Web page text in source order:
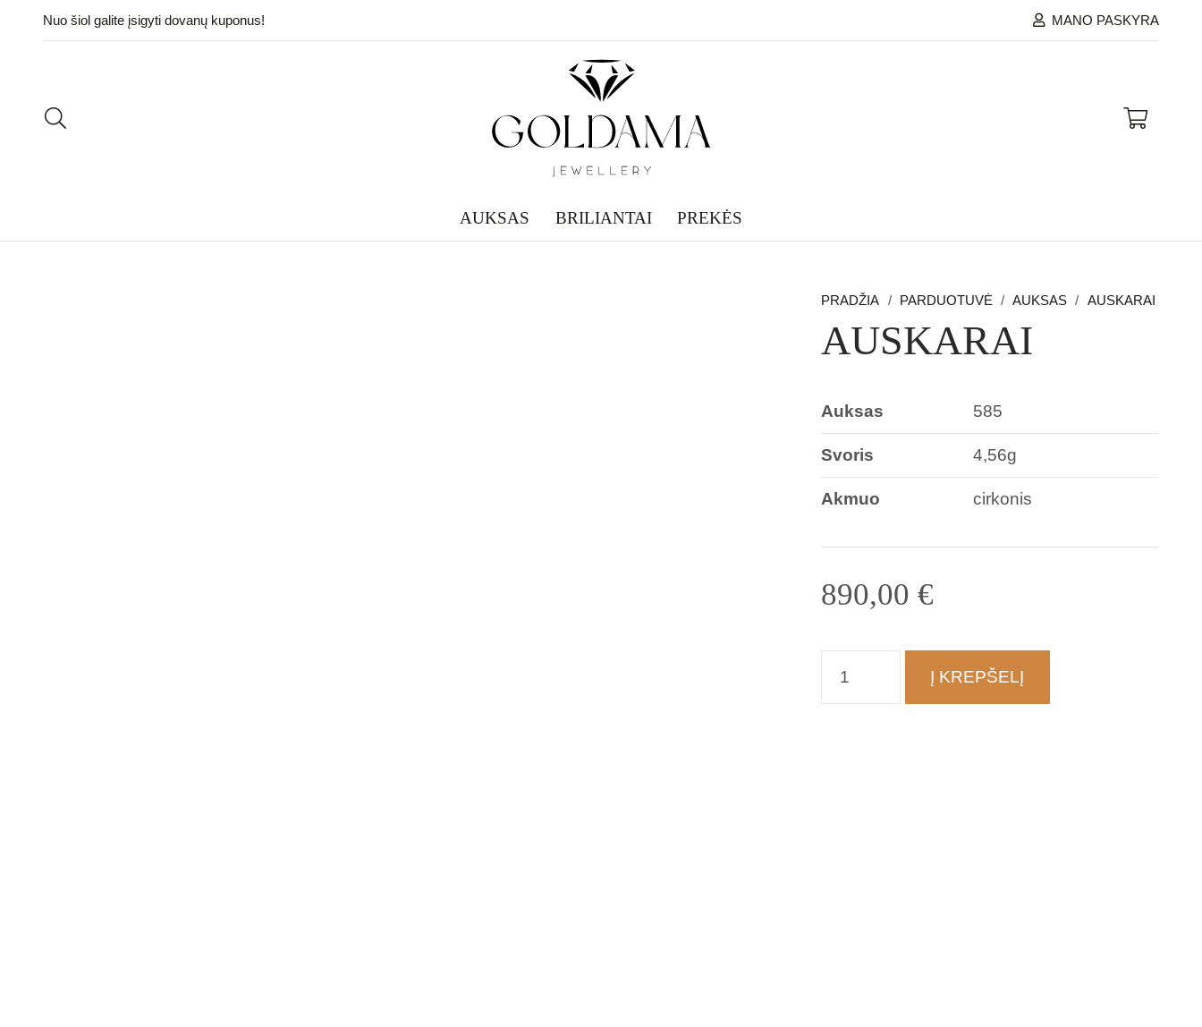
Nuo šiol galite įsigyti dovanų kuponus! MANO PASKYRA
AUKSAS BRILIANTAI PREKĖS
PRADŽIA / PARDUOTUVĖ / AUKSAS / AUSKARAI
AUSKARAI
Auksas 585
Svoris 4,56g
Akmuo cirkonis
890,00€
kiekis:
Auskarai
Į KREPŠELĮ